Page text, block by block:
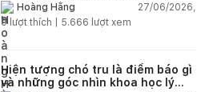
Hoàng Hằng
27/06/2026,
0lượt thích | 5.666 lượt xem
Hiện tượng chó tru là điềm báo gì
và những góc nhìn khoa học lý